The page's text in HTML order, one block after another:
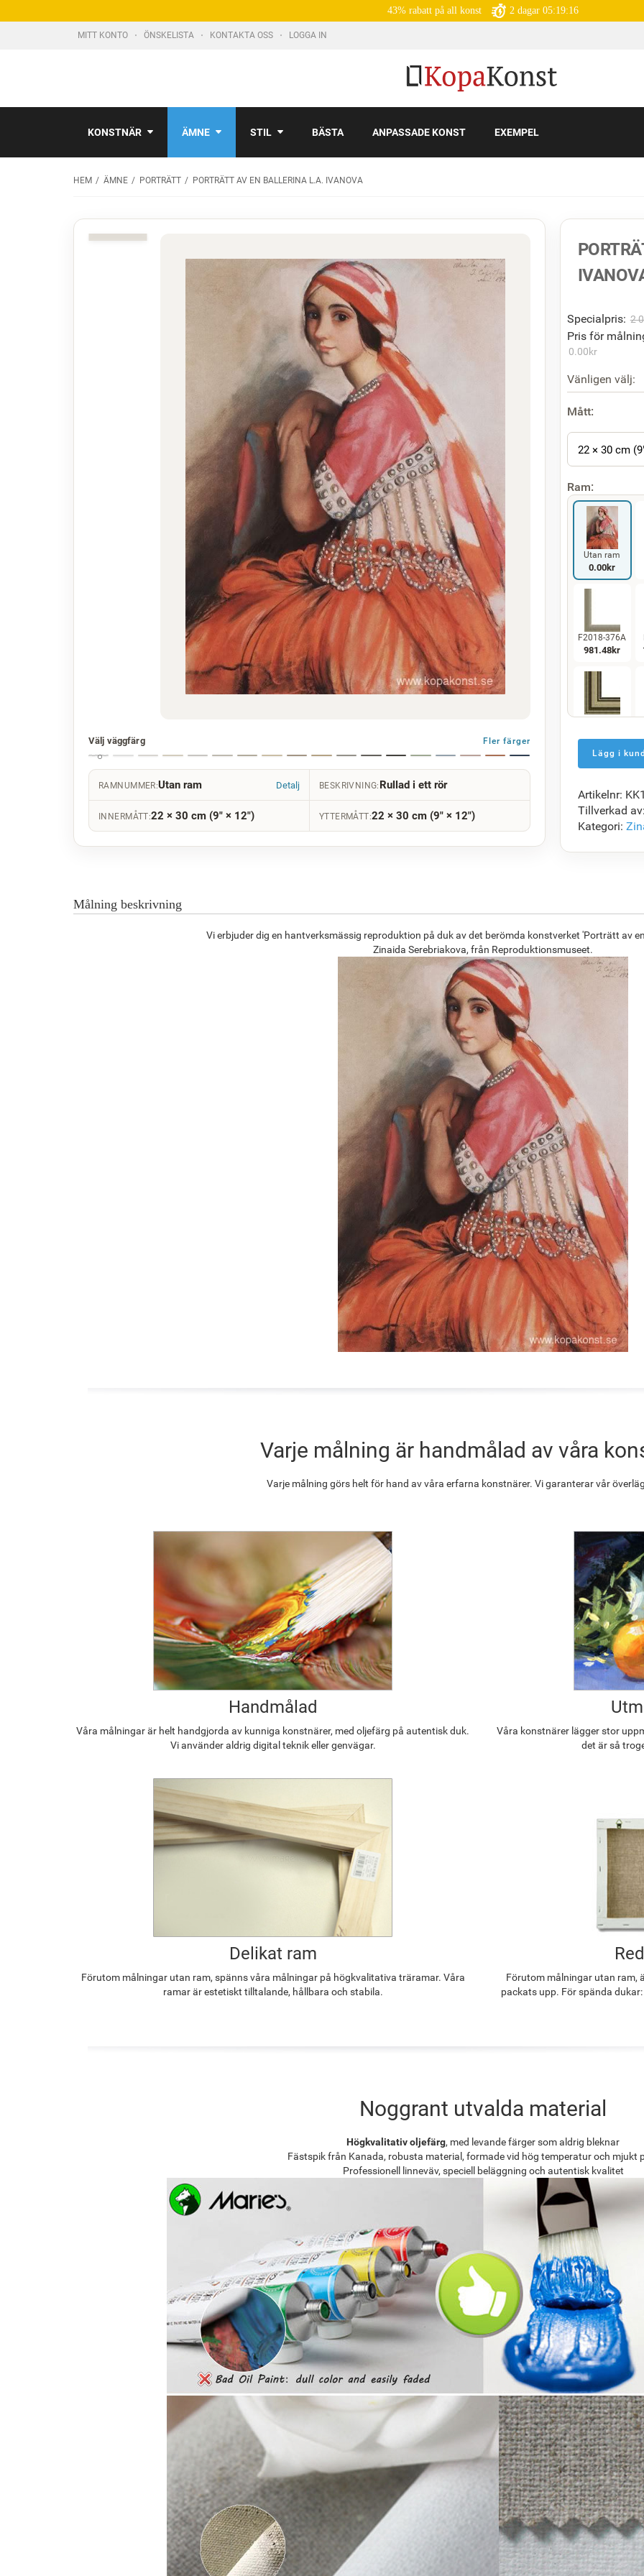
43% rabatt på all konst 2 dagar 05:19:14
MITT KONTO ÖNSKELISTA KONTAKTA OSS LOGGA IN
KONSTNÄR ÄMNE STIL BÄSTA ANPASSADE KONST EXEMPEL
HEM ÄMNE PORTRÄTT PORTRÄTT AV EN BALLERINA L.A. IVANOVA
Välj väggfärg Fler färger
RAMNUMMER:Utan ram Detalj BESKRIVNING: Rullad i ett rör
INNERMÅTT:22 × 30 cm (9" × 12") YTTERMÅTT:22 × 30 cm (9" × 12")
Specialpris: 2
Pris för
0.00kr
Vänligen välj:
Mått:
22 × 30 cm
Ram:
Utan ram
0.00kr
F2018-376A
981.48kr
F5429-258
1 368.45kr
Artikelnr:
Tillverkad av:
Kategori:
Målning beskrivning
Vi erbjuder dig en hantverksmässig reproduktion på duk av det berömda konstverket 'Porträtt av
Zinaida Serebriakova, från Reproduktionsmuseet.
Varje målning är handmålad av våra
Varje målning görs helt för hand av våra erfarna konstnärer. Vi garanterar vår
Handmålad
Våra målningar är helt handgjorda av kunniga konstnärer, med oljefärg på autentisk duk.
Vi använder aldrig digital teknik eller genvägar.
Våra konstnärer lägger stor
det är så
Delikat ram
Förutom målningar utan ram, spänns våra målningar på högkvalitativa träramar. Våra
ramar är estetiskt tilltalande, hållbara och stabila.
Förutom målningar utan ram,
packats upp. För spända
Noggrant utvalda material
Högkvalitativ oljefärg, med levande färger som aldrig bleknar
Fästspik från Kanada, robusta material, formade vid hög temperatur och mjukt
Professionell linneväv, speciell beläggning och autentisk kvalitet